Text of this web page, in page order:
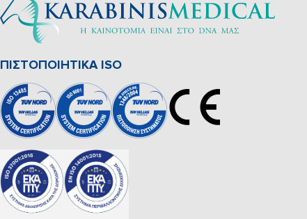
ΠΙΣΤΟΠΟΙΗΤΙΚΑ ISO